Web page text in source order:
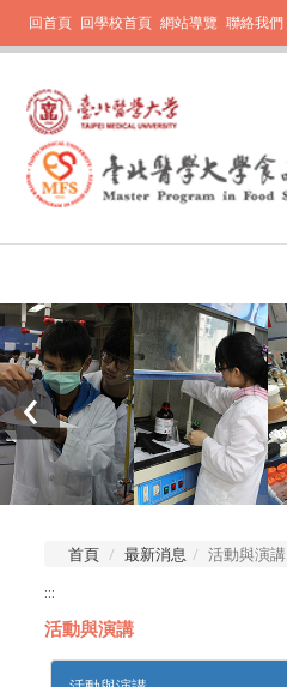
回首頁 回學校首頁 網站導覽 聯絡我們
‹
首頁 最新消息
活動與演講
:::
活動與演講